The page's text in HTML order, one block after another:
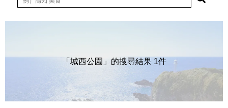
「城西公園」的搜尋結果 1件